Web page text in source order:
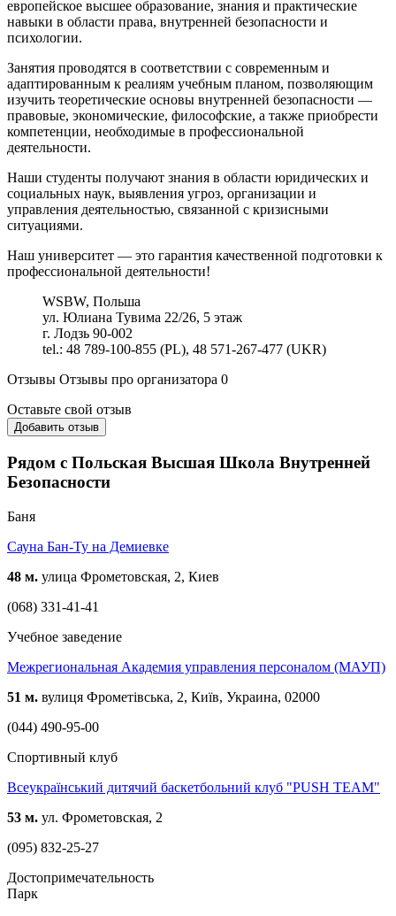
европейское высшее образование, знания и практические
навыки в области права, внутренней безопасности и
психологии.
Занятия проводятся в соответствии с современным и
адаптированным к реалиям учебным планом, позволяющим
изучить теоретические основы внутренней безопасности —
правовые, экономические, философские, а также приобрести
компетенции, необходимые в профессиональной
деятельности.
Наши студенты получают знания в области юридических и
социальных наук, выявления угроз, организации и
управления деятельностью, связанной с кризисными
ситуациями.
Наш университет — это гарантия качественной подготовки к
профессиональной деятельности!
WSBW, Польша
ул. Юлиана Тувима 22/26, 5 этаж
г. Лодзь 90-002
tel.: 48 789-100-855 (PL), 48 571-267-477 (UKR)
Отзывы Отзывы про организатора 0
Оставьте свой отзыв
Добавить отзыв
Рядом с Польская Высшая Школа Внутренней
Безопасности
Баня
Сауна Бан-Ту на Демиевке
48 м. улица Фрометовская, 2, Киев
(068) 331-41-41
Учебное заведение
Межрегиональная Академия управления персоналом (МАУП)
51 м. вулиця Фрометівська, 2, Київ, Украина, 02000
(044) 490-95-00
Спортивный клуб
Всеукраїнський дитячий баскетбольний клуб "PUSH TEAM"
53 м. ул. Фрометовская, 2
(095) 832-25-27
Достопримечательность
Парк